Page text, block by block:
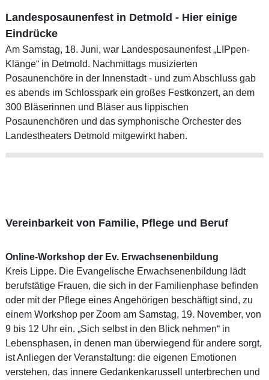
Landesposaunenfest in Detmold - Hier einige
Eindrücke
Am Samstag, 18. Juni, war Landesposaunenfest „LIPpen-
Klänge“ in Detmold. Nachmittags musizierten
Posaunenchöre in der Innenstadt - und zum Abschluss gab
es abends im Schlosspark ein großes Festkonzert, an dem
300 Bläserinnen und Bläser aus lippischen
Posaunenchören und das symphonische Orchester des
Landestheaters Detmold mitgewirkt haben.
Vereinbarkeit von Familie, Pflege und Beruf
Online-Workshop der Ev. Erwachsenenbildung
Kreis Lippe. Die Evangelische Erwachsenenbildung lädt
berufstätige Frauen, die sich in der Familienphase befinden
oder mit der Pflege eines Angehörigen beschäftigt sind, zu
einem Workshop per Zoom am Samstag, 19. November, von
9 bis 12 Uhr ein. „Sich selbst in den Blick nehmen“ in
Lebensphasen, in denen man überwiegend für andere sorgt,
ist Anliegen der Veranstaltung: die eigenen Emotionen
verstehen, das innere Gedankenkarussell unterbrechen und